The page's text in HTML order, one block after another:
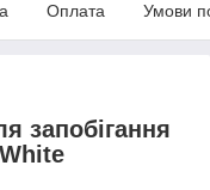
Оплата Умови
запобігання